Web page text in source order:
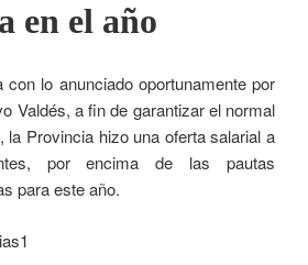
en el año
lo anunciado oportunamente por
Valdés, a fin de garantizar el normal
la Provincia hizo una oferta salarial a
por encima de las pautas
para este año.